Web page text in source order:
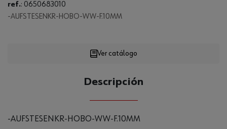
ref.: 0650683010
-AUFSTESENKR-HOBO-WW-F.10MM
Loading...
Ver catálogo
Descripción
-AUFSTESENKR-HOBO-WW-F.10MM